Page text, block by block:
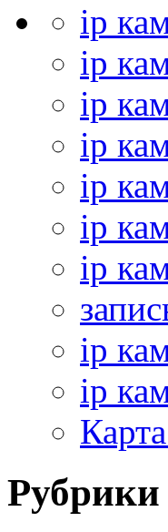
ip
ip
ip
ip
ip
ip
ip
ip
ip
Рубрики